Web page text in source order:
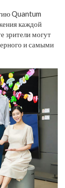
Quantum
каждой
зрители могут
и самыми